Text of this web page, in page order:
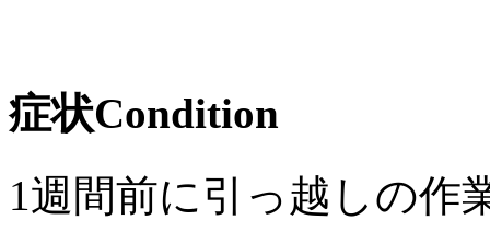
症状Condition
1週間前に引っ越しの作